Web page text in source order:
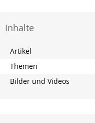
Inhalte
Artikel
Themen
Bilder und Videos